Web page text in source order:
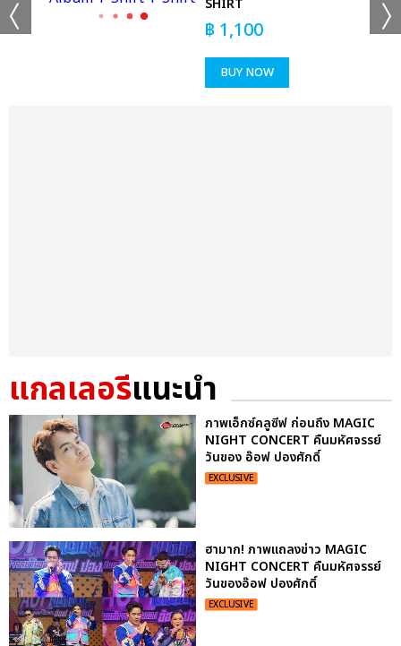
SHIRT
฿ 1,100
BUY NOW
แกลเลอรีแนะนำ
ภาพเอ็กซ์คลูซีฟ ก่อนถึง MAGIC
NIGHT CONCERT คืนมหัศจรรย์
วันของ อ๊อฟ ปองศักดิ์
EXCLUSIVE
ฮามาก! ภาพแถลงข่าว MAGIC
NIGHT CONCERT คืนมหัศจรรย์
วันของอ๊อฟ ปองศักดิ์
EXCLUSIVE